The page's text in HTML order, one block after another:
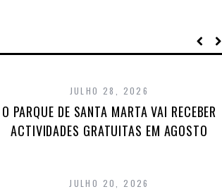
JULHO 28, 2026
O PARQUE DE SANTA MARTA VAI RECEBER
ACTIVIDADES GRATUITAS EM AGOSTO
JULHO 20, 2026